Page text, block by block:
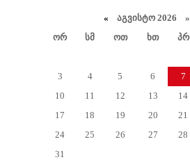
« აგვისტო 2026 »
ორ
სმ ოთ ხთ პრ
3
4 5 6 7
10
11 12 13 14
17
18 19 20 21
24
25 26 27 28
31